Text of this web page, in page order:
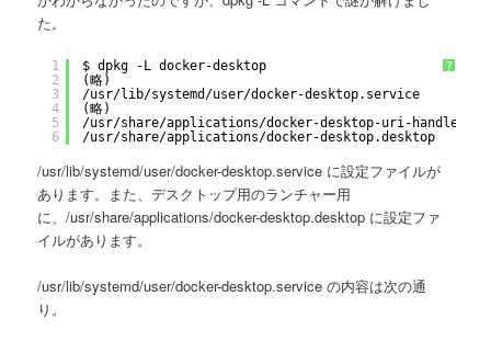
た。
?
1
2
3
4
5
6
$ dpkg -L docker-desktop
(略)
/usr/lib/systemd/user/docker-desktop.service
(略)
/usr/share/applications/docker-desktop-uri-handler
/usr/share/applications/docker-desktop.desktop
/usr/lib/systemd/user/docker-desktop.service に設定ファイルが
あります。また、デスクトップ用のランチャー用
に、/usr/share/applications/docker-desktop.desktop に設定ファ
イルがあります。
/usr/lib/systemd/user/docker-desktop.service の内容は次の通
り。